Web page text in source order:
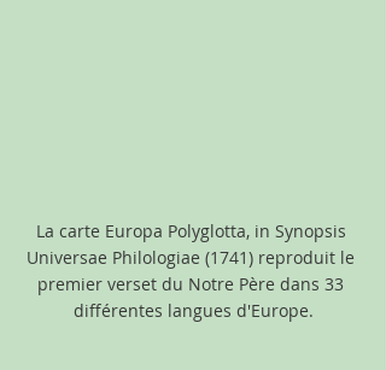
La carte Europa Polyglotta, in Synopsis
Universae Philologiae (1741) reproduit le
premier verset du Notre Père dans 33
différentes langues d'Europe.